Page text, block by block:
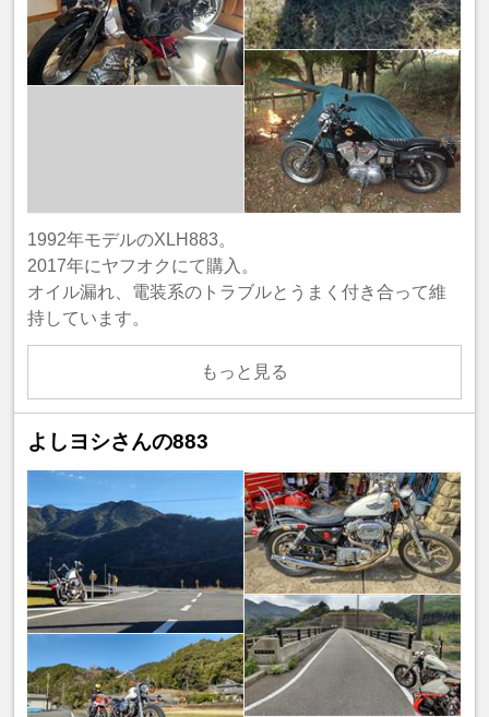
1992年モデルのXLH883。
2017年にヤフオクにて購入。
オイル漏れ、電装系のトラブルとうまく付き合って維
持しています。
もっと見る
よしヨシさんの883